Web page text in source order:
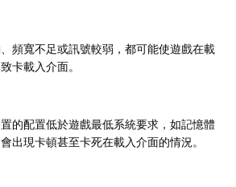
頻寬不足或訊號較弱，都可能使遊戲在載
卡載入介面。
的配置低於遊戲最低系統要求，如記憶體
出現卡頓甚至卡死在載入介面的情況。